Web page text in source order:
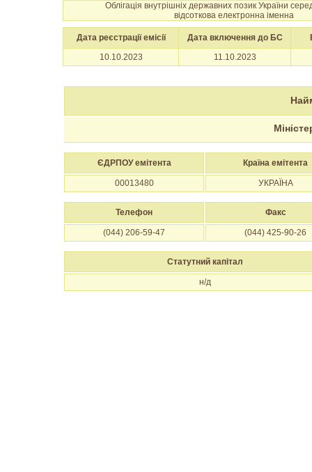
Облігація внутрішніх державних позик України
відсоткова електронна іменна
Дата реєстрації емісії Дата включення до БС
10.10.2023
11.10.2023
ЄДРПОУ емітента Країна емітента
00013480 УКРАЇНА
Телефон Факс
(044) 206-59-47 (044) 425-90-26
Статутний капітал
н/д